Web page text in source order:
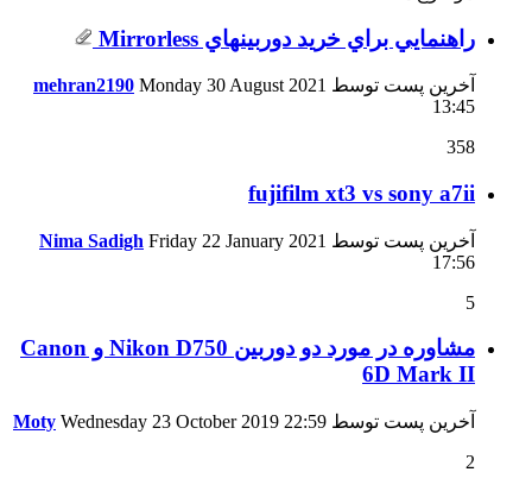
راهنمايي براي خريد دوربينهاي Mirrorless
آخرین پست توسط mehran2190 Monday 30 August 2021
13:45
358
fujifilm xt3 vs sony a7ii
آخرین پست توسط Nima Sadigh Friday 22 January 2021
17:56
5
مشاوره در مورد دو دوربین Nikon D750 و Canon
6D Mark II
آخرین پست توسط Moty Wednesday 23 October 2019 22:59
2